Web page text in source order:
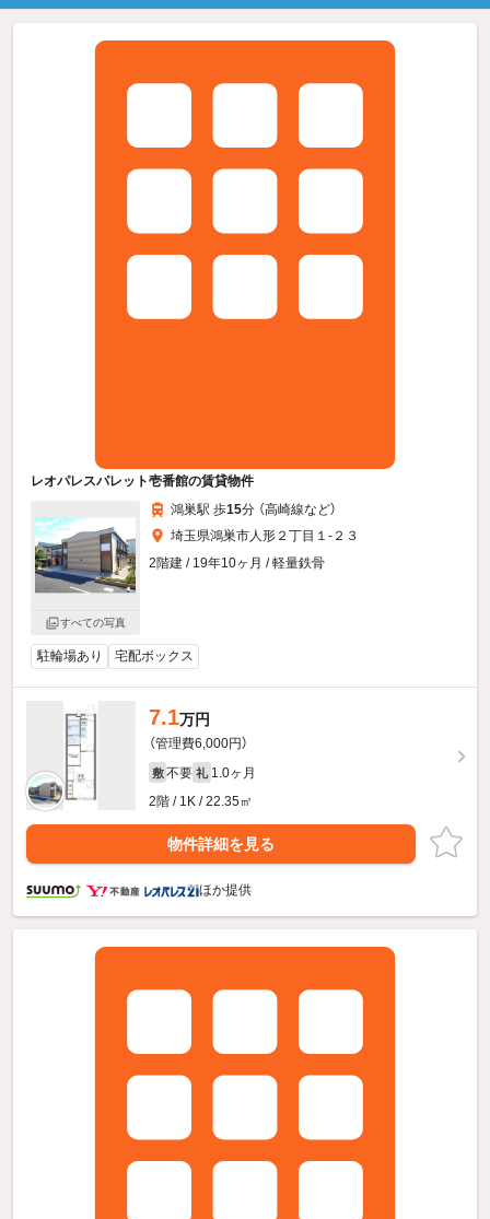
レオパレスパレット壱番館の賃貸物件
すべての写真
鴻巣駅 歩15分 （高崎線など）
埼玉県鴻巣市人形２丁目１-２３
2階建 / 19年10ヶ月 / 軽量鉄骨
駐輪場あり 宅配ボックス
7.1万円
（管理費6,000円）
敷 不要 礼 1.0ヶ月
2階 / 1K / 22.35㎡
物件詳細を見る
ほか提供